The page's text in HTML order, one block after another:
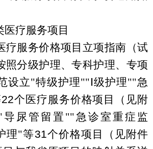
医疗服务项目
疗服务价格项目立项指南（试
照分级护理、专科护理、专项
设立"特级护理""Ⅰ级护理""急
22个医疗服务价格项目（见附
导尿管留置 "" 急诊室重症监
理"等31个价格项目（见附件